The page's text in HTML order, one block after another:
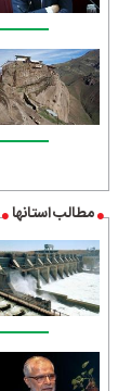
مطالب استانها